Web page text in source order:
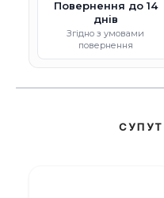
Повернення до 14
днів
Згідно з умовами
повернення